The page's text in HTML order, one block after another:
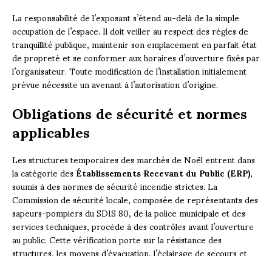
La responsabilité de l’exposant s’étend au-delà de la simple
occupation de l’espace. Il doit veiller au respect des règles de
tranquillité publique, maintenir son emplacement en parfait état
de propreté et se conformer aux horaires d’ouverture fixés par
l’organisateur. Toute modification de l’installation initialement
prévue nécessite un avenant à l’autorisation d’origine.
Obligations de sécurité et normes
applicables
Les structures temporaires des marchés de Noël entrent dans
la catégorie desÉtablissements Recevant du Public (ERP),
soumis à des normes de sécurité incendie strictes. La
Commission de sécurité locale, composée de représentants des
sapeurs-pompiers du SDIS 80, de la police municipale et des
services techniques, procède à des contrôles avant l’ouverture
au public. Cette vérification porte sur la résistance des